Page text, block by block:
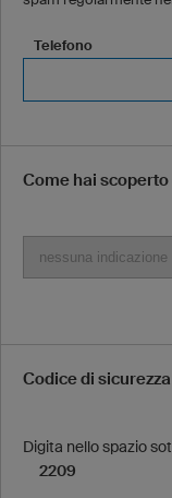
Telefono
Come hai scoperto
Codice di sicurezza
Digita nello spazio
2209